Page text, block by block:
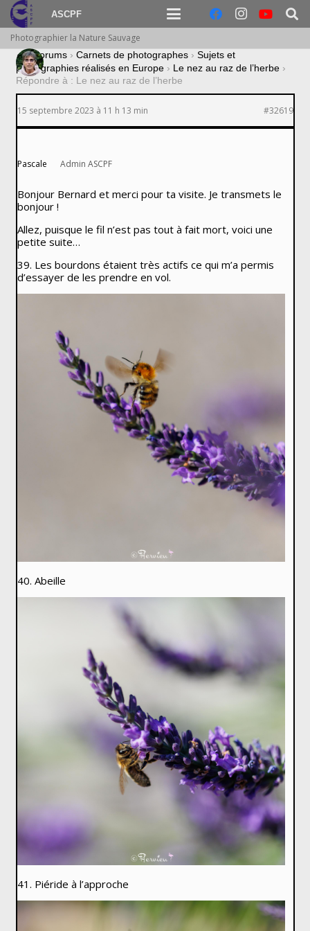
ASCPF
Photographier la Nature Sauvage
› Forums › Carnets de photographes › Sujets et
photographies réalisés en Europe › Le nez au raz de l’herbe ›
Répondre à : Le nez au raz de l’herbe
15 septembre 2023 à 11 h 13 min #32619
Pascale Admin ASCPF
Bonjour Bernard et merci pour ta visite. Je transmets le
bonjour !
Allez, puisque le fil n’est pas tout à fait mort, voici une
petite suite…
39. Les bourdons étaient très actifs ce qui m’a permis
d’essayer de les prendre en vol.
40. Abeille
41. Piéride à l’approche